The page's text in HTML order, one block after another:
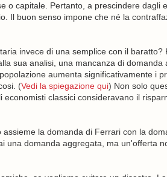
o capitale. Pertanto, a prescindere dagli
Il buon senso impone che né la
invece di una semplice con il baratto?
sua analisi, una mancanza di domanda
aumenta significativamente i
(Vedi la spiegazione qui) Non solo
classici consideravano il
la domanda di Ferrari con la
una domanda aggregata, ma un'offerta